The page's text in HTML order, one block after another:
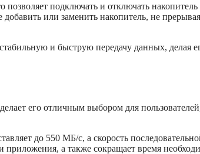
подключать и отключать накопитель
или заменить накопитель, не прерывая
и быструю передачу данных, делая
его отличным выбором для
до 550 МБ/с, а скорость
а также сокращает время